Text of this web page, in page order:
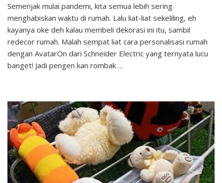
Rumah
dengan
AvatarOn
dari
Schneider
Electric
Semenjak mulai pandemi, kita semua lebih sering
menghabiskan waktu di rumah. Lalu liat-liat sekeliling, eh
kayanya oke deh kalau membeli dekorasi ini itu, sambil
redecor rumah. Malah sempat liat cara personalisasi rumah
dengan AvatarOn dari Schneider Electric yang ternyata lucu
banget! Jadi pengen kan rombak …